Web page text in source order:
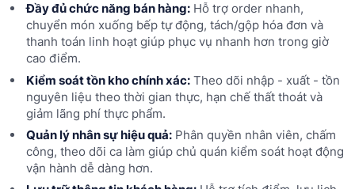
Đầy đủ chức năng bán hàng:Hỗ trợ order nhanh,
chuyển món xuống bếp tự động, tách/gộp hóa đơn và
thanh toán linh hoạt giúp phục vụ nhanh hơn trong giờ
cao điểm.
Kiểm soát tồn kho chính xác:Theo dõi nhập - xuất - tồn
nguyên liệu theo thời gian thực, hạn chế thất thoát và
giảm lãng phí thực phẩm.
Quản lý nhân sự hiệu quả:Phân quyền nhân viên, chấm
công, theo dõi ca làm giúp chủ quán kiểm soát hoạt động
vận hành dễ dàng hơn.